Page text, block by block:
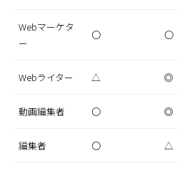
Webマーケタ
ー
〇 〇
Webライター △ ◎
動画編集者 〇 ◎
編集者 〇 △